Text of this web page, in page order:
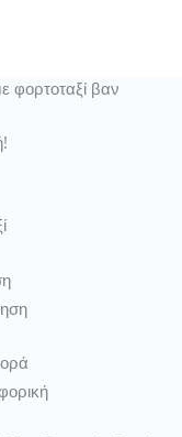
φορτοταξί βαν